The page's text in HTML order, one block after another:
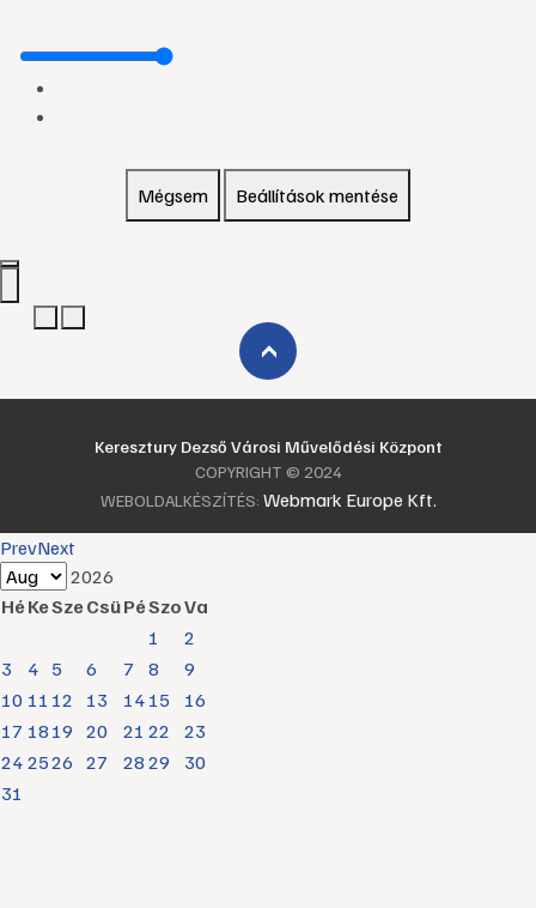
Mégsem Beállítások mentése
›
Keresztury Dezső Városi Művelődési Központ
COPYRIGHT © 2024
WEBOLDALKÉSZÍTÉS: Webmark Europe Kft.
PrevNext
2026
HéKeSzeCsüPéSzoVa
1
2
3
4 5 6 7 8
9
10 11 12 13 14 15
16
17 18 19 20 21 22
23
24 2526 27 28 29
30
31